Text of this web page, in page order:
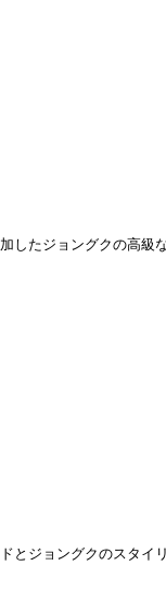
したジョングクの高
とジョングクのスタ